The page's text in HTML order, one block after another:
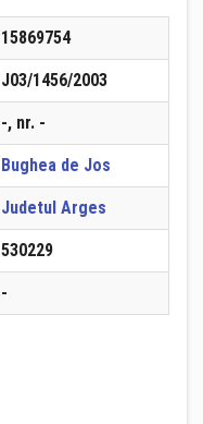
15869754
J03/1456/2003
-, nr. -
Bughea de Jos
Judetul Arges
530229
-